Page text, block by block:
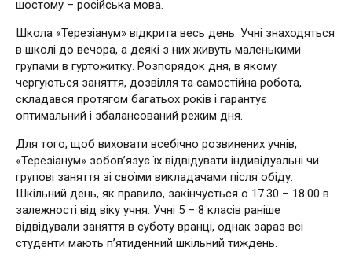
шостому – російська мова.
Школа «Терезіанум» відкрита весь день. Учні знаходяться
в школі до вечора, а деякі з них живуть маленькими
групами в гуртожитку. Розпорядок дня, в якому
чергуються заняття, дозвілля та самостійна робота,
складався протягом багатьох років і гарантує
оптимальний і збалансований режим дня.
Для того, щоб виховати всебічно розвинених учнів,
«Терезіанум» зобов’язує їх відвідувати індивідуальні чи
групові заняття зі своїми викладачами після обіду.
Шкільний день, як правило, закінчується о 17.30 – 18.00 в
залежності від віку учня. Учні 5 – 8 класів раніше
відвідували заняття в суботу вранці, однак зараз всі
студенти мають п’ятиденний шкільний тиждень.